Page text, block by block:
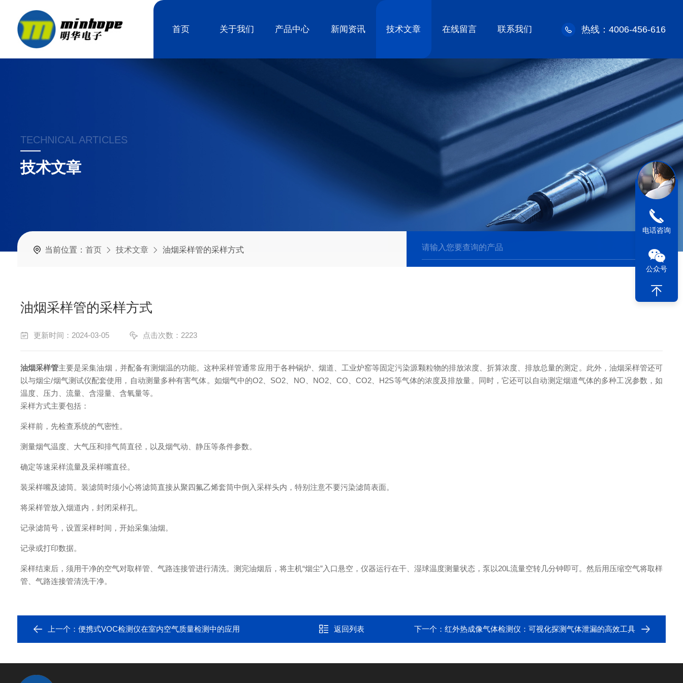
首页 关于我们 产品中心 新闻资讯 技术文章 在线留言 联系我们 热线：4006-456-616
TECHNICAL ARTICLES
技术文章
当前位置： 首页 技术文章 油烟采样管的采样方式
油烟采样管的采样方式
更新时间：2024-03-05 点击次数：2223
油烟采样管主要是采集油烟，并配备有测烟温的功能。这种采样管通常应用于各种锅炉、烟道、工业炉窑等固定污染源颗粒物的排放浓度、折算浓度、排放总量的测定。此外，油烟采样管还可
以与烟尘/烟气测试仪配套使用，自动测量多种有害气体。如烟气中的O2、SO2、NO、NO2、CO、CO2、H2S等气体的浓度及排放量。同时，它还可以自动测定烟道气体的多种工况参数，如
温度、压力、流量、含湿量、含氧量等。
采样方式主要包括：
采样前，先检查系统的气密性。
测量烟气温度、大气压和排气筒直径，以及烟气动、静压等条件参数。
确定等速采样流量及采样嘴直径。
装采样嘴及滤筒。装滤筒时须小心将滤筒直接从聚四氟乙烯套筒中倒入采样头内，特别注意不要污染滤筒表面。
将采样管放入烟道内，封闭采样孔。
记录滤筒号，设置采样时间，开始采集油烟。
记录或打印数据。
采样结束后，须用干净的空气对取样管、气路连接管进行清洗。测完油烟后，将主机“烟尘”入口悬空，仪器运行在干、湿球温度测量状态，泵以20L流量空转几分钟即可。然后用压缩空气将取样
管、气路连接管清洗干净。
上一个： 便携式VOC检测仪在室内空气质量检测中的应用 返回列表 下一个：红外热成像气体检测仪：可视化探测气体泄漏的高效工具
电话咨询
公众号